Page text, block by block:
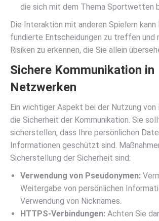
die sich mit dem Thema Sportwetten
Die Interaktion mit anderen Spielern kann
fundierte Entscheidungen zu treffen und
Risiken zu erkennen, die Sie allein
Sichere Kommunikation in
Netzwerken
Ein wichtiger Aspekt bei der Nutzung
die Sicherheit der Kommunikation. Sie
sicherstellen, dass Ihre persönlichen
Informationen geschützt sind.
Sicherstellung der Sicherheit sind:
Verwendung von Pseudonymen:
Weitergabe von persönlichen
Verwendung von Nicknames.
HTTPS-Verbindungen: Achten Sie